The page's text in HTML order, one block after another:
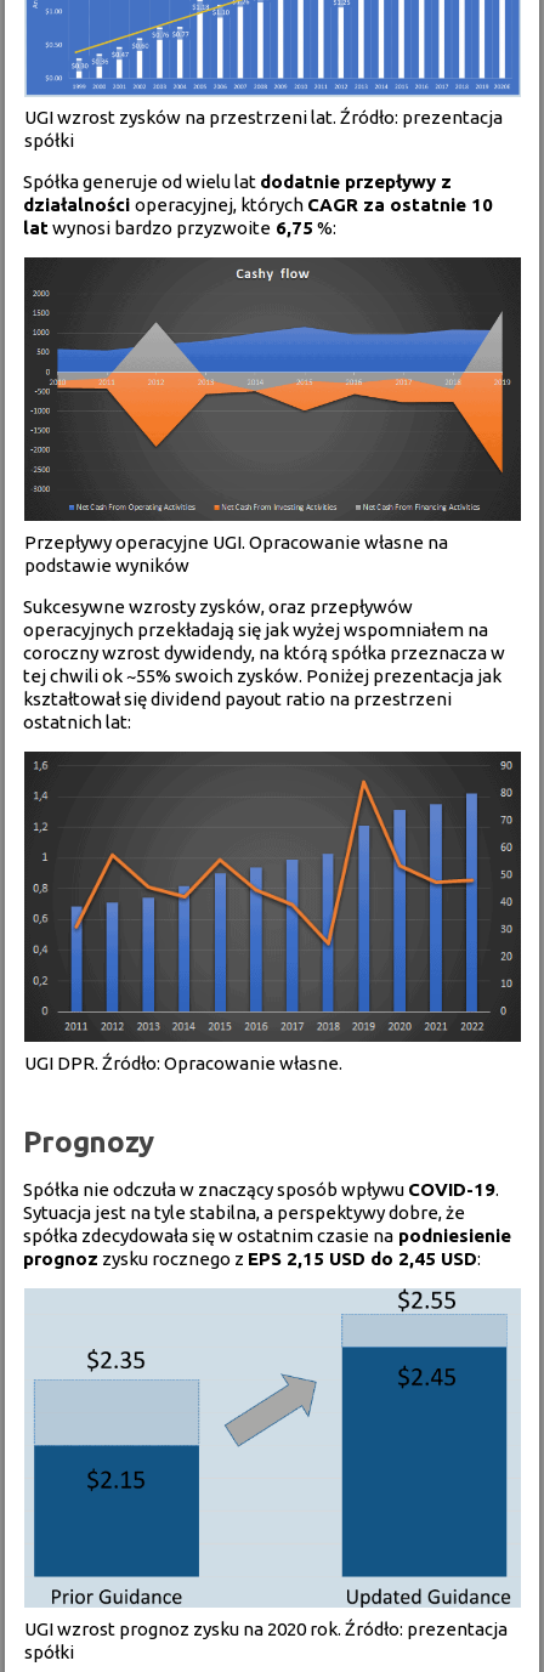
UGI wzrost zysków na przestrzeni lat. Źródło: prezentacja
spółki
Spółka generuje od wielu lat dodatnie przepływy z
działalnościoperacyjnej, których CAGR za ostatnie 10
latwynosi bardzo przyzwoite 6,75 %:
Przepływy operacyjne UGI. Opracowanie własne na
podstawie wyników
Sukcesywne wzrosty zysków, oraz przepływów
operacyjnych przekładają się jak wyżej wspomniałem na
coroczny wzrost dywidendy, na którą spółka przeznacza w
tej chwili ok ~55% swoich zysków. Poniżej prezentacja jak
kształtował się dividend payout ratio na przestrzeni
ostatnich lat:
UGI DPR. Źródło: Opracowanie własne.
Prognozy
Spółka nie odczuła w znaczący sposób wpływu COVID-19.
Sytuacja jest na tyle stabilna, a perspektywy dobre, że
spółka zdecydowała się w ostatnim czasie na podniesienie
prognoz zysku rocznego z EPS 2,15 USD do 2,45 USD:
UGI wzrost prognoz zysku na 2020 rok. Źródło: prezentacja
spółki